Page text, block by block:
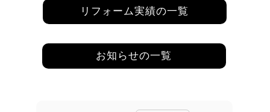
リフォーム実績の一覧
お知らせの一覧